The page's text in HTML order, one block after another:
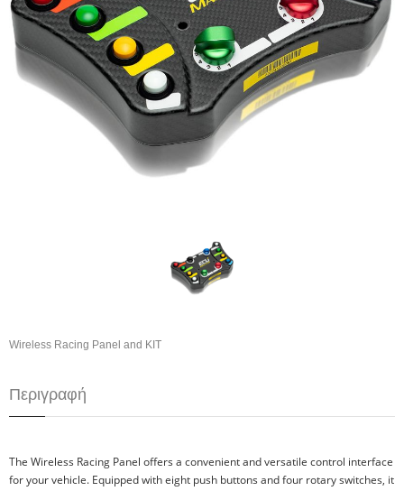
Wireless Racing Panel and KIT
Περιγραφή
The Wireless Racing Panel offers a convenient and versatile control interface
for your vehicle. Equipped with eight push buttons and four rotary switches, it